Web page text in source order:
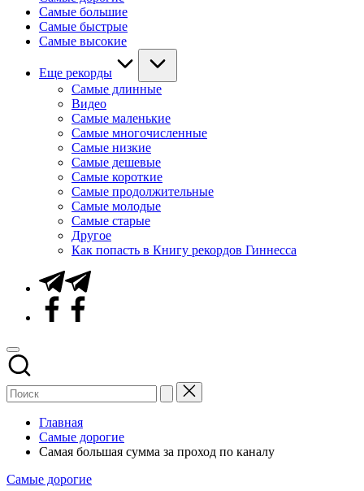
Самые большие
Самые быстрые
Самые высокие
Еще рекорды
Самые длинные
Видео
Самые маленькие
Самые многочисленные
Самые низкие
Самые дешевые
Самые короткие
Самые продолжительные
Самые молодые
Самые старые
Другое
Как попасть в Книгу рекордов Гиннесса
Telegram
Facebook
Главная
Самые дорогие
Самая большая сумма за проход по каналу
Опубликовано
Самые дорогие